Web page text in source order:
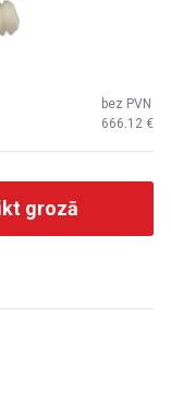
666.12
bez PVN
grozā